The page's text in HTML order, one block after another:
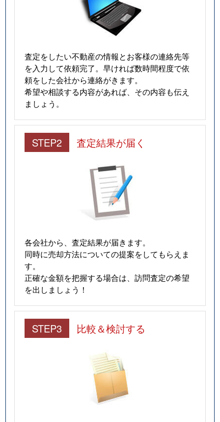
査定をしたい不動産の情報とお客様の連絡先等
を入力して依頼完了。早ければ数時間程度で依
頼をした会社から連絡がきます。
希望や相談する内容があれば、その内容も伝え
ましょう。
STEP2 査定結果が届く
各会社から、査定結果が届きます。
同時に売却方法についての提案をしてもらえま
す。
正確な金額を把握する場合は、訪問査定の希望
を出しましょう！
STEP3 比較＆検討する